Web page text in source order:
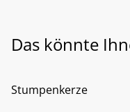
Das könnte
Stumpenkerze